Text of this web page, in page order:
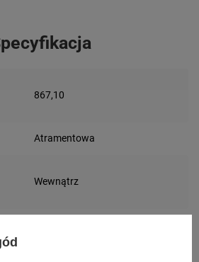
867,10
Atramentowa
Wewnątrz